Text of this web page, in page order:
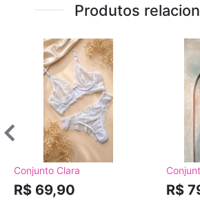
Produtos
Conjunto Clara
R$ 69,90 R$